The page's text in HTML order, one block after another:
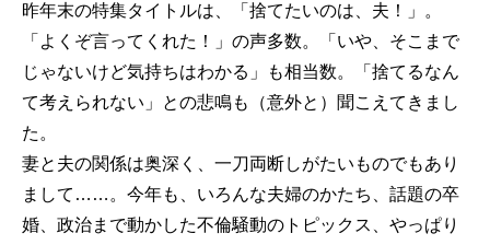
昨年末の特集タイトルは、「捨てたいのは、夫！」。
「よくぞ言ってくれた！」の声多数。「いや、そこまで
じゃないけど気持ちはわかる」も相当数。「捨てるなん
て考えられない」との悲鳴も（意外と）聞こえてきまし
た。
妻と夫の関係は奥深く、一刀両断しがたいものでもあり
まして……。今年も、いろんな夫婦のかたち、話題の卒
婚、政治まで動かした不倫騒動のトピックス、やっぱり